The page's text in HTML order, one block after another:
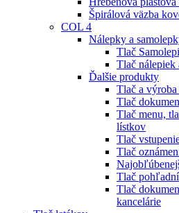
Špirálová väzba
COL 4
Nálepky a
Tlač
Tlač nálepiek
Ďalšie produkty
Tlač a
Tlač
Tlač menu,
lístkov
Tlač
Tlač
Tlač
Tlač
kancelárie